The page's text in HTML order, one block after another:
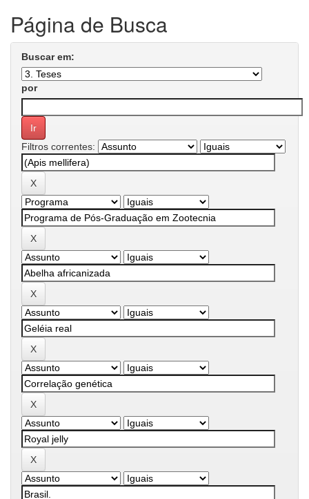
Página de Busca
Buscar em:
por
Filtros correntes: